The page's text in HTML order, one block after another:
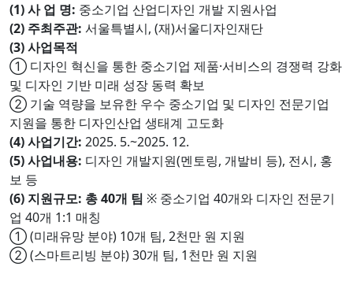
(1) 사 업 명: 중소기업 산업디자인 개발 지원사업
(2) 주최주관: 서울특별시, (재)서울디자인재단
(3) 사업목적
① 디자인 혁신을 통한 중소기업 제품·서비스의 경쟁력 강화
및 디자인 기반 미래 성장 동력 확보
② 기술 역량을 보유한 우수 중소기업 및 디자인 전문기업
지원을 통한 디자인산업 생태계 고도화
(4) 사업기간: 2025. 5.~2025. 12.
(5) 사업내용: 디자인 개발지원(멘토링, 개발비 등), 전시, 홍
보 등
(6) 지원규모: 총 40개 팀 ※ 중소기업 40개와 디자인 전문기
업 40개 1:1 매칭
① (미래유망 분야) 10개 팀, 2천만 원 지원
② (스마트리빙 분야) 30개 팀, 1천만 원 지원